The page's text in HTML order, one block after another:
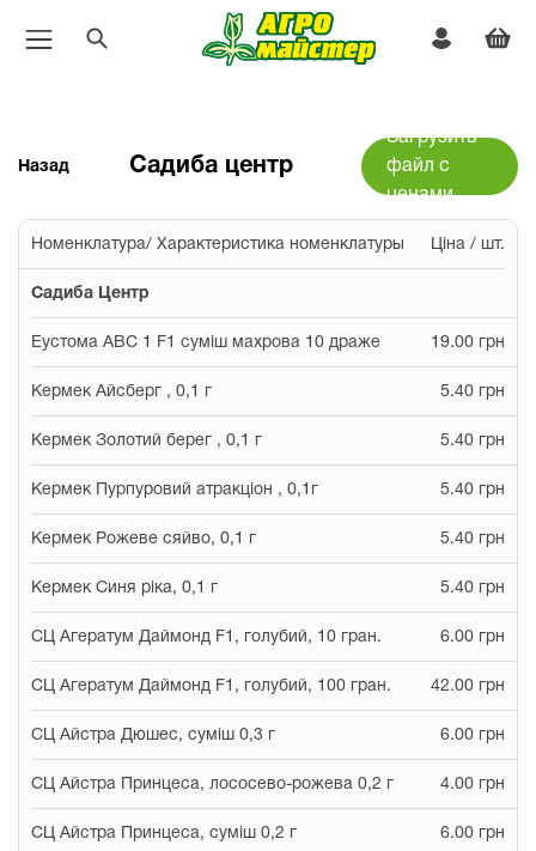
Назад Садиба центр
Загрузить
файл с
ценами
Номенклатура/ Характеристика номенклатуры Ціна / шт.
Садиба Центр
Еустома АВС 1 F1 суміш махрова 10 драже 19.00 грн
Кермек Айсберг , 0,1 г 5.40 грн
Кермек Золотий берег , 0,1 г 5.40 грн
Кермек Пурпуровий атракціон , 0,1г 5.40 грн
Кермек Рожеве сяйво, 0,1 г 5.40 грн
Кермек Синя ріка, 0,1 г 5.40 грн
СЦ Агератум Даймонд F1, голубий, 10 гран. 6.00 грн
СЦ Агератум Даймонд F1, голубий, 100 гран. 42.00 грн
СЦ Айстра Дюшес, суміш 0,3 г 6.00 грн
СЦ Айстра Принцеса, лососево-рожева 0,2 г 4.00 грн
СЦ Айстра Принцеса, суміш 0,2 г 6.00 грн